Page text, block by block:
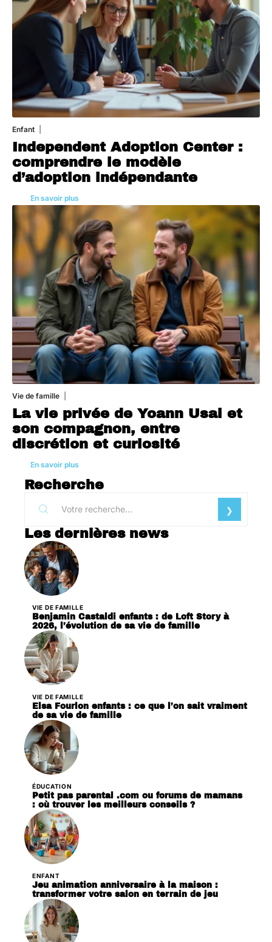
Enfant
Independent Adoption Center :
comprendre le modèle
d’adoption indépendante
En savoir plus
Vie de famille
La vie privée de Yoann Usai et
son compagnon, entre
discrétion et curiosité
En savoir plus
Recherche
Les dernières news
VIE DE FAMILLE
Benjamin Castaldi enfants : de Loft Story à
2026, l’évolution de sa vie de famille
VIE DE FAMILLE
Elsa Fourlon enfants : ce que l’on sait vraiment
de sa vie de famille
ÉDUCATION
Petit pas parental .com ou forums de mamans
: où trouver les meilleurs conseils ?
ENFANT
Jeu animation anniversaire à la maison :
transformer votre salon en terrain de jeu